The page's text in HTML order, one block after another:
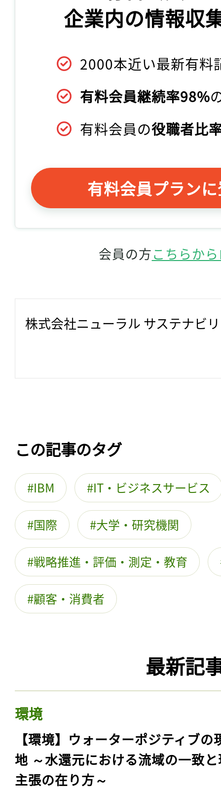
企業内の情報収
2000本近い最新有料
有料会員継続率98%
有料会員の役職者比
有料会員プラン
会員の方こちらか
株式会社ニューラル サステナビ
この記事のタグ
IBM IT・ビジネスサービス
国際 大学・研究機関
戦略推進・評価・測定・教育
顧客・消費者
最新記
環境
【環境】ウォーターポジティブの
地 ～水還元における流域の一致
主張の在り方～